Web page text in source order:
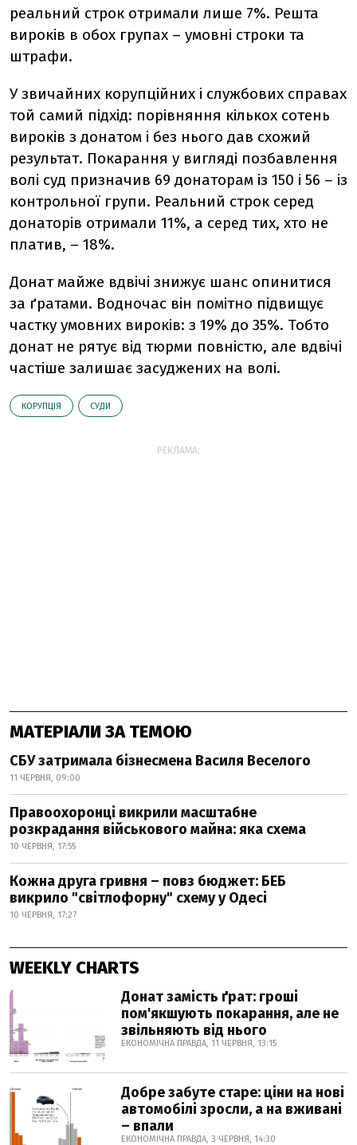
реальний строк отримали лише 7%. Решта
вироків в обох групах – умовні строки та
штрафи.
У звичайних корупційних і службових справах
той самий підхід: порівняння кількох сотень
вироків з донатом і без нього дав схожий
результат. Покарання у вигляді позбавлення
волі суд призначив 69 донаторам із 150 і 56 – із
контрольної групи. Реальний строк серед
донаторів отримали 11%, а серед тих, хто не
платив, – 18%.
Донат майже вдвічі знижує шанс опинитися
за ґратами. Водночас він помітно підвищує
частку умовних вироків: з 19% до 35%. Тобто
донат не рятує від тюрми повністю, але вдвічі
частіше залишає засуджених на волі.
КОРУПЦІЯ СУДИ
РЕКЛАМА:
МАТЕРІАЛИ ЗА ТЕМОЮ
СБУ затримала бізнесмена Василя Веселого
11 ЧЕРВНЯ, 09:00
Правоохоронці викрили масштабне
розкрадання військового майна: яка схема
10 ЧЕРВНЯ, 17:55
Кожна друга гривня – повз бюджет: БЕБ
викрило "світлофорну" схему у Одесі
10 ЧЕРВНЯ, 17:27
WEEKLY CHARTS
Донат замість ґрат: гроші
пом'якшують покарання, але не
звільняють від нього
ЕКОНОМІЧНА ПРАВДА, 11 ЧЕРВНЯ, 13:15
Добре забуте старе: ціни на нові
автомобілі зросли, а на вживані
– впали
ЕКОНОМІЧНА ПРАВДА, 3 ЧЕРВНЯ, 14:30